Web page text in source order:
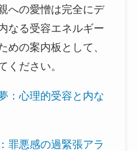
への愛憎は完全にデ
なる受容エネルギー
めの案内板として、
ください。
：心理的受容と内な
罪悪感の過緊張アラ